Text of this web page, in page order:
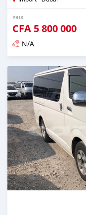
PRIX
CFA 5 800 000
N/A
Publié il y a plus de 2 ans